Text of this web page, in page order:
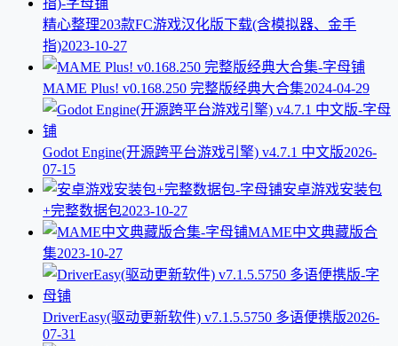
精心整理203款FC游戏汉化版下载(含模拟器、金手
指)2023-10-27
MAME Plus! v0.168.250 完整版经典大合集2024-04-29
Godot Engine(开源跨平台游戏引擎) v4.7.1 中文版2026-
07-15
安卓游戏安装包
+完整数据包2023-10-27
MAME中文典藏版合
集2023-10-27
DriverEasy(驱动更新软件) v7.1.5.5750 多语便携版2026-
07-31